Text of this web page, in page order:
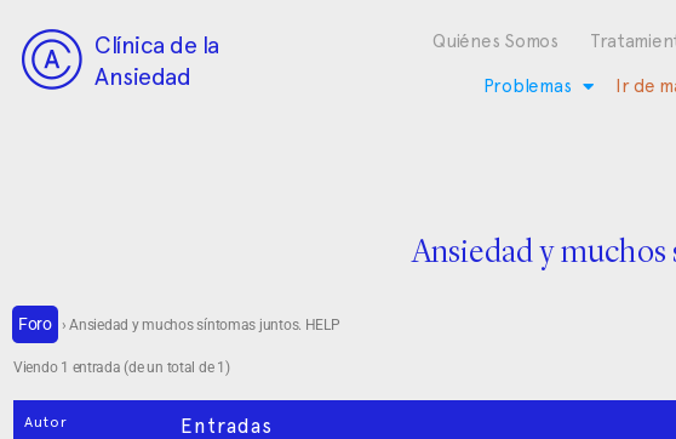
Clínica de la
Ansiedad
Quiénes Somos
Problemas Ir de
Ansiedad y
Foro › Ansiedad y muchos síntomas juntos. HELP
Viendo 1 entrada (de un total de 1)
Autor Entradas